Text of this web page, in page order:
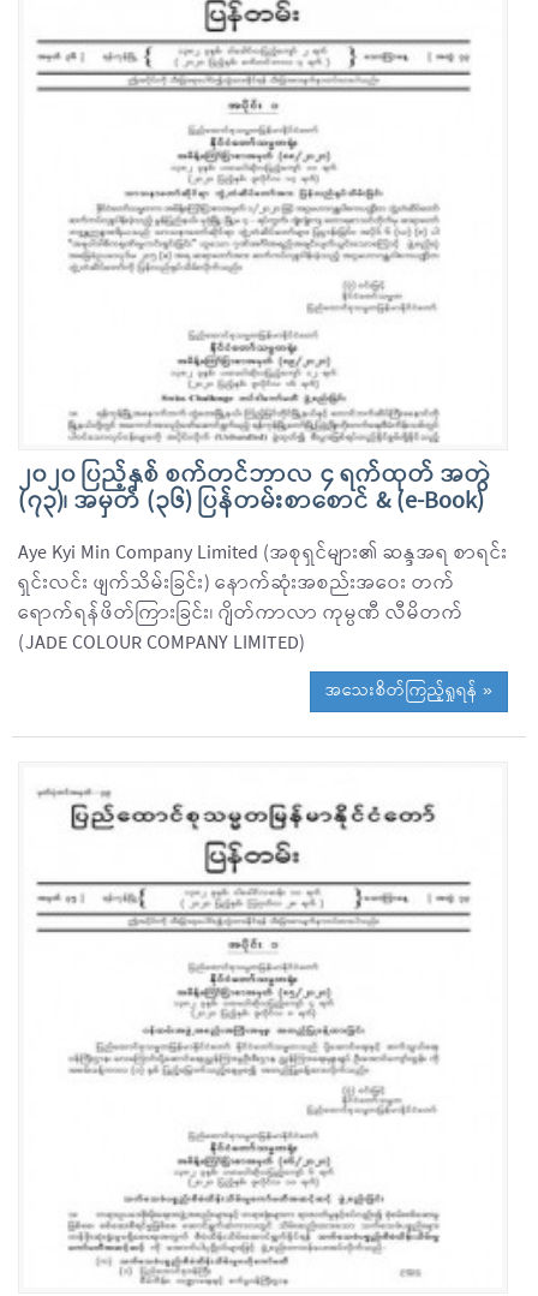
၂၀၂၀ ပြည့်နှစ် စက်တင်ဘာလ ၄ ရက်ထုတ် အတွဲ
(၇၃)၊ အမှတ် (၃၆) ပြန်တမ်းစာစောင် & (e-Book)
Aye Kyi Min Company Limited (အစုရှင်များ၏ ဆန္ဒအရ စာရင်း
ရှင်းလင်း ဖျက်သိမ်းခြင်း) နောက်ဆုံးအစည်းအဝေး တက်
ရောက်ရန်ဖိတ်ကြားခြင်း၊ ဂျိတ်ကာလာ ကုမ္ပဏီ လီမိတက်
(JADE COLOUR COMPANY LIMITED)
အသေးစိတ်ကြည့်ရှုရန် »